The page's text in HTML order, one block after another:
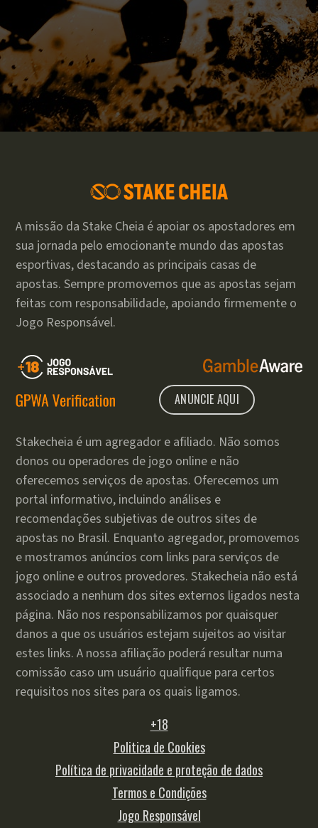
A missão da Stake Cheia é apoiar os apostadores em
sua jornada pelo emocionante mundo das apostas
esportivas, destacando as principais casas de
apostas. Sempre promovemos que as apostas sejam
feitas com responsabilidade, apoiando firmemente o
Jogo Responsável.
ANUNCIE AQUI
Stakecheia é um agregador e afiliado. Não somos
donos ou operadores de jogo online e não
oferecemos serviços de apostas. Oferecemos um
portal informativo, incluindo análises e
recomendações subjetivas de outros sites de
apostas no Brasil. Enquanto agregador, promovemos
e mostramos anúncios com links para serviços de
jogo online e outros provedores. Stakecheia não está
associado a nenhum dos sites externos ligados nesta
página. Não nos responsabilizamos por quaisquer
danos a que os usuários estejam sujeitos ao visitar
estes links. A nossa afiliação poderá resultar numa
comissão caso um usuário qualifique para certos
requisitos nos sites para os quais ligamos.
+18
Politica de Cookies
Política de privacidade e proteção de dados
Termos e Condições
Jogo Responsável